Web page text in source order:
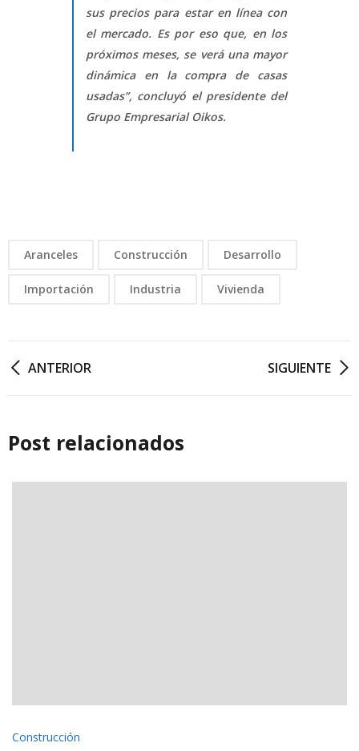
sus precios para estar en línea con
el mercado. Es por eso que, en los
próximos meses, se verá una mayor
dinámica en la compra de casas
usadas”, concluyó el presidente del
Grupo Empresarial Oikos.
Aranceles Construcción Desarrollo
Importación Industria Vivienda
Navegación
entradas
ANTERIOR SIGUIENTE
Post relacionados
Construcción